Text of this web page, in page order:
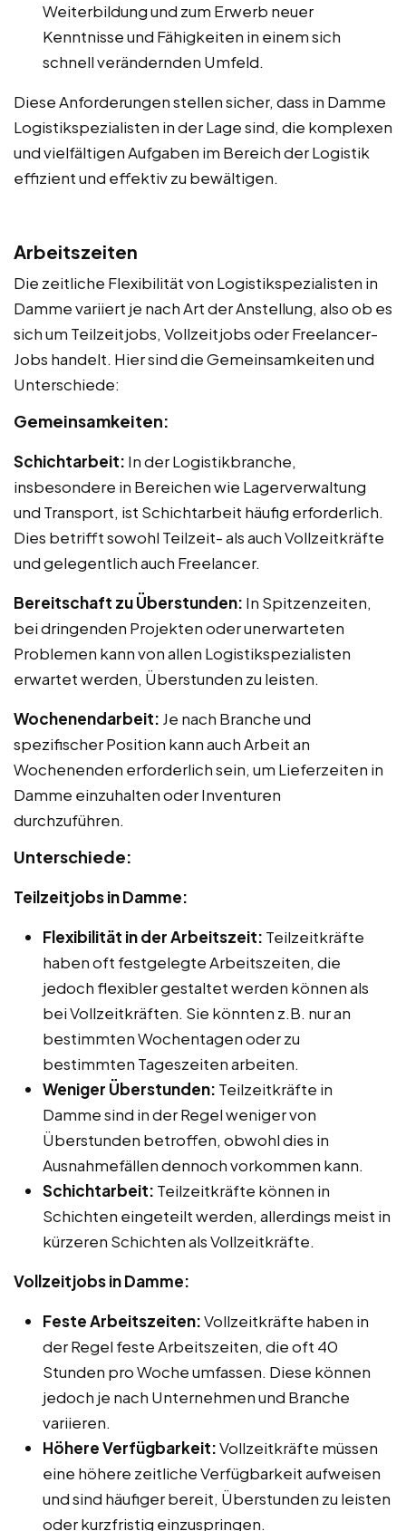
Weiterbildung und zum Erwerb neuer
Kenntnisse und Fähigkeiten in einem sich
schnell verändernden Umfeld.
Diese Anforderungen stellen sicher, dass in Damme
Logistikspezialisten in der Lage sind, die komplexen
und vielfältigen Aufgaben im Bereich der Logistik
effizient und effektiv zu bewältigen.
Arbeitszeiten
Die zeitliche Flexibilität von Logistikspezialisten in
Damme variiert je nach Art der Anstellung, also ob es
sich um Teilzeitjobs, Vollzeitjobs oder Freelancer-
Jobs handelt. Hier sind die Gemeinsamkeiten und
Unterschiede:
Gemeinsamkeiten:
Schichtarbeit: In der Logistikbranche,
insbesondere in Bereichen wie Lagerverwaltung
und Transport, ist Schichtarbeit häufig erforderlich.
Dies betrifft sowohl Teilzeit- als auch Vollzeitkräfte
und gelegentlich auch Freelancer.
Bereitschaft zu Überstunden: In Spitzenzeiten,
bei dringenden Projekten oder unerwarteten
Problemen kann von allen Logistikspezialisten
erwartet werden, Überstunden zu leisten.
Wochenendarbeit: Je nach Branche und
spezifischer Position kann auch Arbeit an
Wochenenden erforderlich sein, um Lieferzeiten in
Damme einzuhalten oder Inventuren
durchzuführen.
Unterschiede:
Teilzeitjobs in Damme:
Flexibilität in der Arbeitszeit: Teilzeitkräfte
haben oft festgelegte Arbeitszeiten, die
jedoch flexibler gestaltet werden können als
bei Vollzeitkräften. Sie könnten z.B. nur an
bestimmten Wochentagen oder zu
bestimmten Tageszeiten arbeiten.
Weniger Überstunden: Teilzeitkräfte in
Damme sind in der Regel weniger von
Überstunden betroffen, obwohl dies in
Ausnahmefällen dennoch vorkommen kann.
Schichtarbeit: Teilzeitkräfte können in
Schichten eingeteilt werden, allerdings meist in
kürzeren Schichten als Vollzeitkräfte.
Vollzeitjobs in Damme:
Feste Arbeitszeiten:Vollzeitkräfte haben in
der Regel feste Arbeitszeiten, die oft 40
Stunden pro Woche umfassen. Diese können
jedoch je nach Unternehmen und Branche
variieren.
Höhere Verfügbarkeit:Vollzeitkräfte müssen
eine höhere zeitliche Verfügbarkeit aufweisen
und sind häufiger bereit, Überstunden zu leisten
oder kurzfristig einzuspringen.